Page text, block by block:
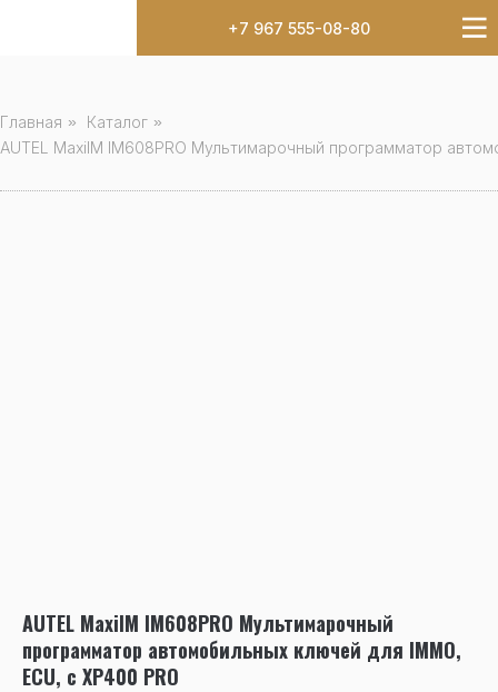
+7 967 555-08-80
Главная » Каталог »
AUTEL MaxiIM IM608PRO Мультимарочный программатор
AUTEL MaxiIM IM608PRO Мультимарочный
программатор автомобильных ключей для IMMO,
ECU, c XP400 PRO